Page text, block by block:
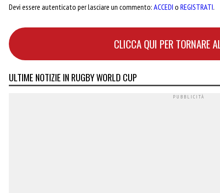
Devi essere autenticato per lasciare un commento: ACCEDI o REGISTRATI.
CLICCA QUI PER TORNARE
ULTIME NOTIZIE IN RUGBY WORLD CUP